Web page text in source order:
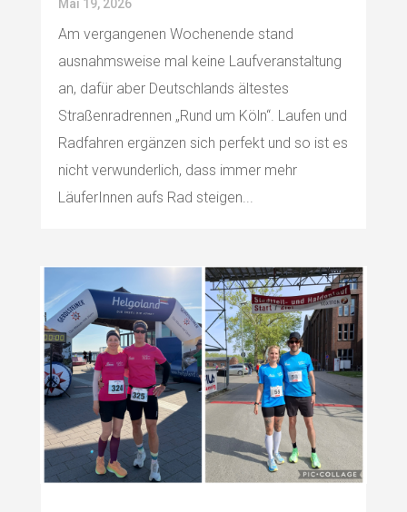
Mai 19, 2026
Am vergangenen Wochenende stand
ausnahmsweise mal keine Laufveranstaltung
an, dafür aber Deutschlands ältestes
Straßenradrennen „Rund um Köln“. Laufen und
Radfahren ergänzen sich perfekt und so ist es
nicht verwunderlich, dass immer mehr
LäuferInnen aufs Rad steigen...